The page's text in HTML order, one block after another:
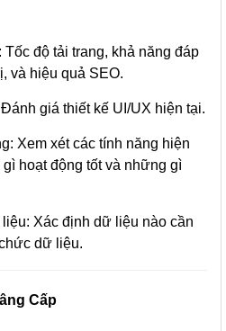
độ tải trang, khả năng đáp
và hiệu quả SEO.
giá thiết kế UI/UX hiện tại.
Xem xét các tính năng hiện
hoạt động tốt và những gì
Xác định dữ liệu nào cần
dữ liệu.
Cấp